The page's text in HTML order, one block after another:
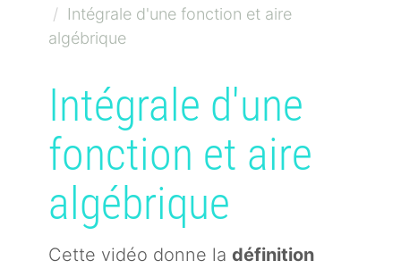
Intégrale d'une fonction et aire
algébrique
Intégrale d'une
fonction et aire
algébrique
Cette vidéo donne la définition